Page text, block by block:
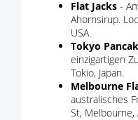
Flat Jacks -
Ahornsirup.
USA.
Tokyo
einzigartigen
Tokio, Japan.
Melbourne
australisches
St, Melbourne,